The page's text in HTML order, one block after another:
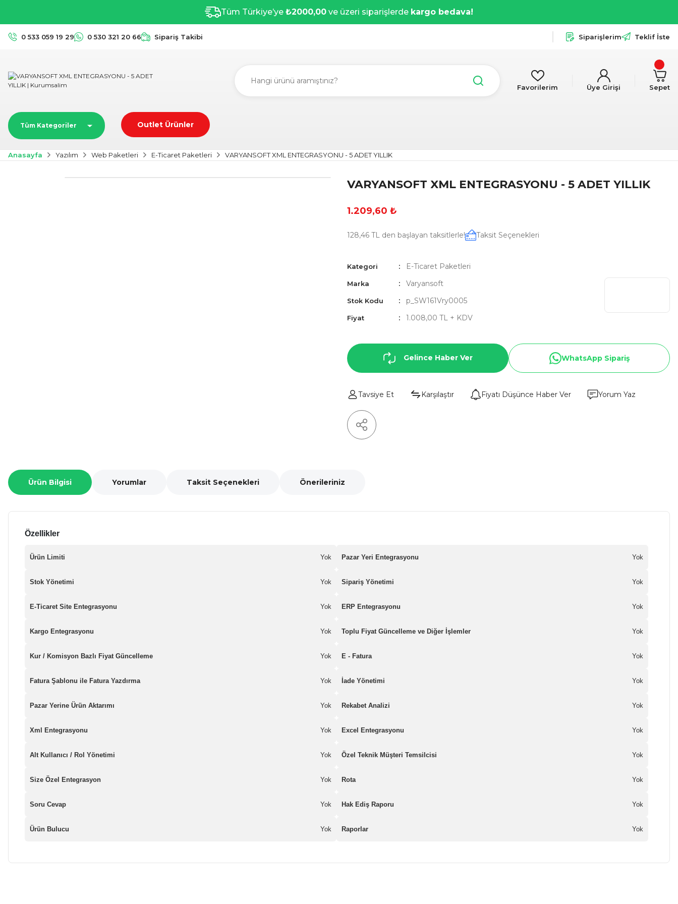
Tüm Türkiye’ye ₺2000,00 ve üzeri siparişlerde kargo bedava!
0 533 059 19 29 0 530 321 20 66 Sipariş Takibi Siparişlerim Teklif İste
Favorilerim Üye Girişi Sepet
Tüm Kategoriler Outlet Ürünler
Anasayfa Yazılım Web Paketleri E-Ticaret Paketleri VARYANSOFT XML ENTEGRASYONU - 5 ADET YILLIK
VARYANSOFT XML ENTEGRASYONU - 5 ADET YILLIK
1.209,60 ₺
128,46 TL den başlayan taksitlerle! Taksit Seçenekleri
Kategori E-Ticaret Paketleri
Marka Varyansoft
Stok Kodu p_SW161Vry0005
Fiyat 1.008,00 TL + KDV
Gelince Haber Ver WhatsApp Sipariş
Tavsiye Et Karşılaştır Fiyatı Düşünce Haber Ver Yorum Yaz
Ürün Bilgisi Yorumlar Taksit Seçenekleri Önerileriniz
Özellikler
Ürün Limiti Yok Pazar Yeri Entegrasyonu Yok
Stok Yönetimi Yok Sipariş Yönetimi Yok
E-Ticaret Site Entegrasyonu Yok ERP Entegrasyonu Yok
Kargo Entegrasyonu Yok Toplu Fiyat Güncelleme ve Diğer İşlemler Yok
Kur / Komisyon Bazlı Fiyat Güncelleme Yok E - Fatura Yok
Fatura Şablonu ile Fatura Yazdırma Yok İade Yönetimi Yok
Pazar Yerine Ürün Aktarımı Yok Rekabet Analizi Yok
Xml Entegrasyonu Yok Excel Entegrasyonu Yok
Alt Kullanıcı / Rol Yönetimi Yok Özel Teknik Müşteri Temsilcisi Yok
Size Özel Entegrasyon Yok Rota Yok
Soru Cevap Yok Hak Ediş Raporu Yok
Ürün Bulucu Yok Raporlar Yok